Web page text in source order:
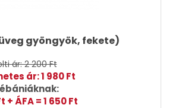
gyöngyök, fekete)
ár: 2 200 Ft
ár: 1 980 Ft
+ ÁFA = 1 650 Ft